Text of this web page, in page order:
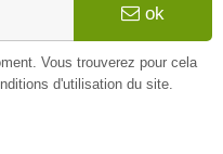
ok
Vous trouverez pour cela
d'utilisation du site.